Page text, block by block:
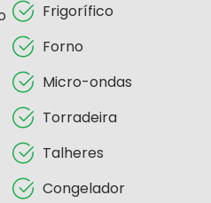
Frigorífico
Forno
Micro-ondas
Torradeira
Talheres
Congelador